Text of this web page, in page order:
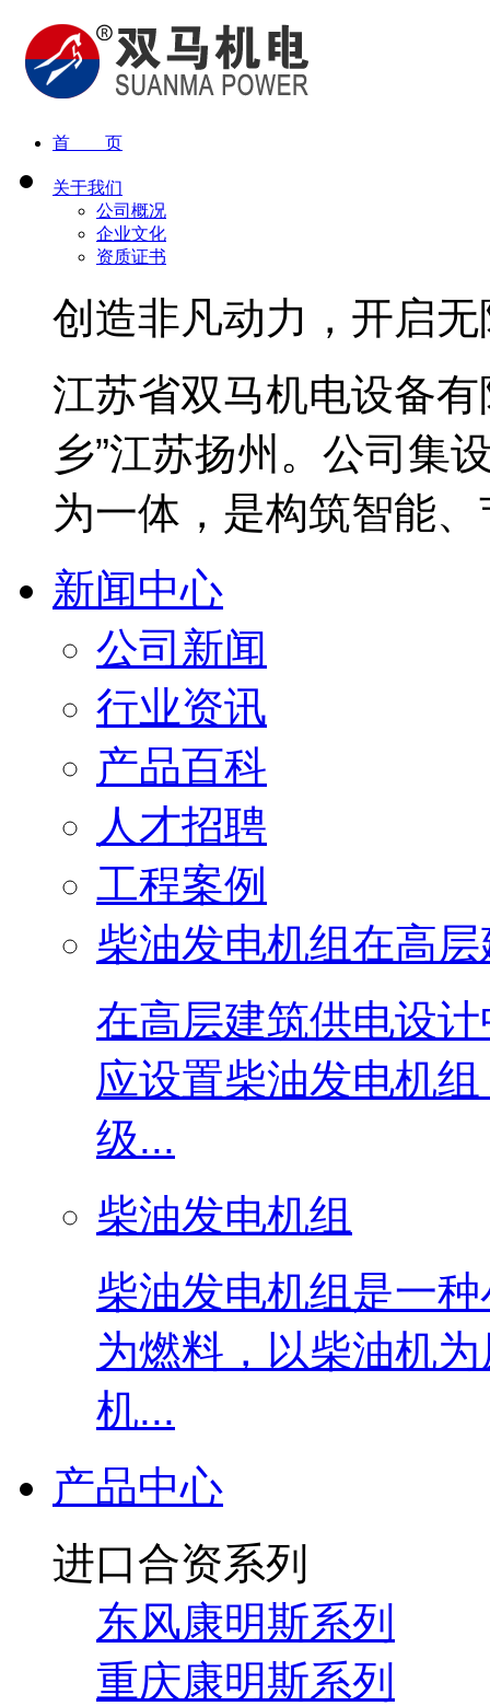
首 页
关于我们
公司概况
企业文化
资质证书
创造非凡动力，开启
江苏省双马机电设备
乡”江苏扬州。公司集
为一体，是构筑智能
新闻中心
公司新闻
行业资讯
产品百科
人才招聘
工程案例
柴油发电机组在高
在高层建筑供电设
应设置柴油发电机
级...
柴油发电机组
柴油发电机组是一
为燃料，以柴油机
机...
产品中心
进口合资系列
东风康明斯系列
重庆康明斯系列